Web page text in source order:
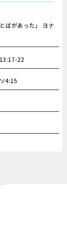
ばがあった」 ヨナ
22
4:15